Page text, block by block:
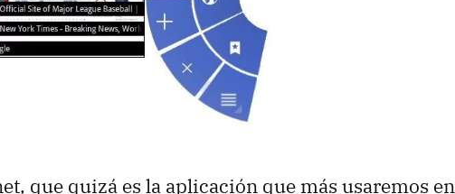
que quizá es la aplicación que más usaremos en